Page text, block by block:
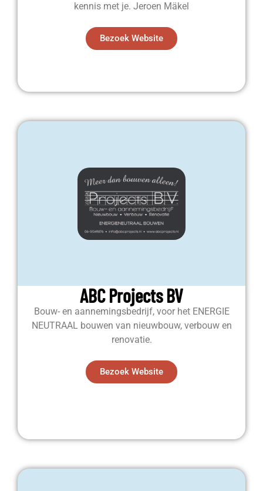
kennis met je. Jeroen Mäkel
Bezoek Website
ABC Projects BV
Bouw- en aannemingsbedrijf, voor het ENERGIE
NEUTRAAL bouwen van nieuwbouw, verbouw en
renovatie.
Bezoek Website